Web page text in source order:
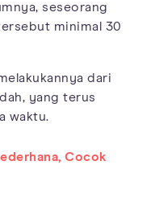
seseorang
minimal 30
dari
yang terus
waktu.
Cocok